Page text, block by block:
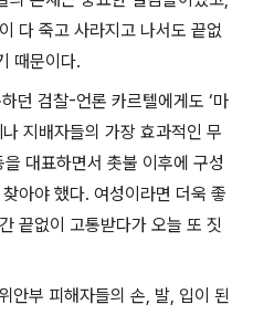
다 죽고 사라지고 나서도 끝없
때문이다.
던 검찰-언론 카르텔에게도 ‘마
지배자들의 가장 효과적인 무
대표하면서 촛불 이후에 구성
아야 했다. 여성이라면 더욱 좋
끝없이 고통받다가 오늘 또 짓
안부 피해자들의 손, 발, 입이 된